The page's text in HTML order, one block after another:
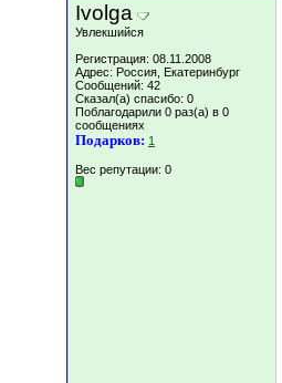
Ivolga
Увлекшийся
Регистрация: 08.11.2008
Адрес: Россия, Екатеринбург
Сообщений: 42
Сказал(а) спасибо: 0
Поблагодарили 0 раз(а) в 0
сообщениях
Подарков: 1
Вес репутации: 0